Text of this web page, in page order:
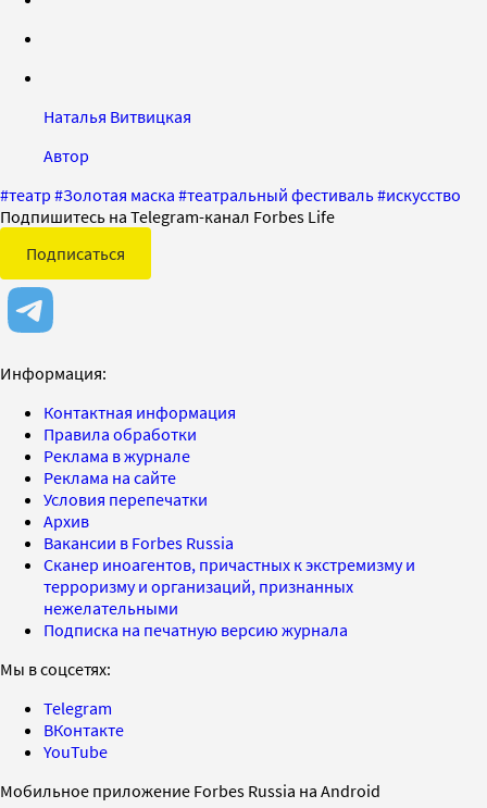
Наталья Витвицкая
Автор
#театр #Золотая маска #театральный фестиваль#искусство
Подпишитесь на Telegram-канал Forbes Life
Подписаться
Информация:
Контактная информация
Правила обработки
Реклама в журнале
Реклама на сайте
Условия перепечатки
Архив
Вакансии в Forbes Russia
Сканер иноагентов, причастных к экстремизму и
терроризму и организаций, признанных
нежелательными
Подписка на печатную версию журнала
Мы в соцсетях:
Telegram
ВКонтакте
YouTube
Мобильное приложение Forbes Russia на Android